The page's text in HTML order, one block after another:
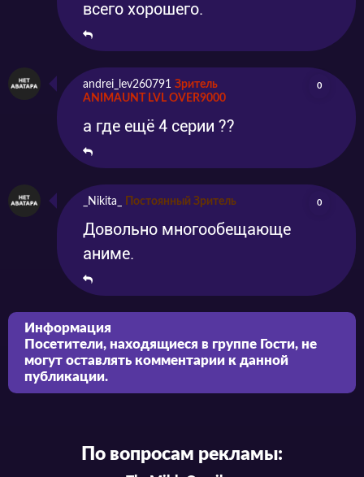
всего хорошего.
andrei_lev260791 Зритель
ANIMAUNT LVL OVER9000
0
а где ещё 4 серии ??
_Nikita_ Постоянный Зритель 0
Довольно многообещающе
аниме.
Информация
Посетители, находящиеся в группе Гости, не
могут оставлять комментарии к данной
публикации.
По вопросам рекламы: